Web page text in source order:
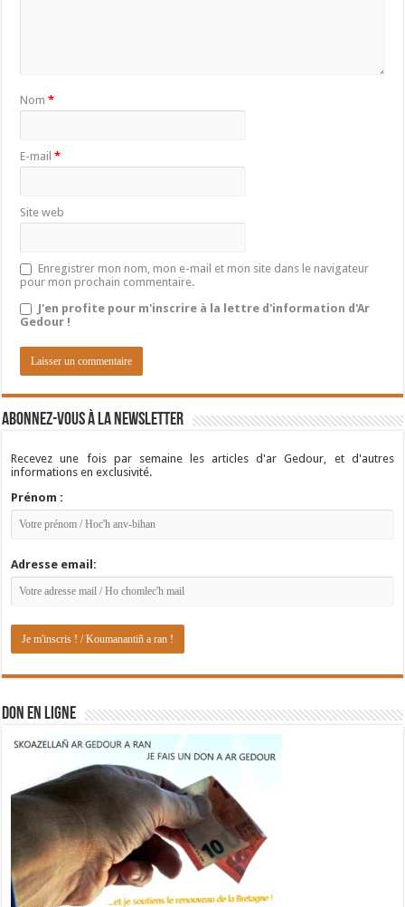
Nom*
E-mail*
Site web
Enregistrer mon nom, mon e-mail et mon site dans le navigateur
pour mon prochain commentaire.
J'en profite pour m'inscrire à la lettre d'information d'Ar
Gedour !
Abonnez-vous à la newsletter
Recevez une fois par semaine les articles d'ar Gedour, et d'autres
informations en exclusivité.
Prénom :
Adresse email:
DON EN LIGNE